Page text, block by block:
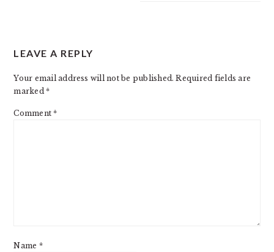
INTERACTIONS
LEAVE A REPLY
Your email address will not be published. Required fields are
marked*
Comment*
Name *